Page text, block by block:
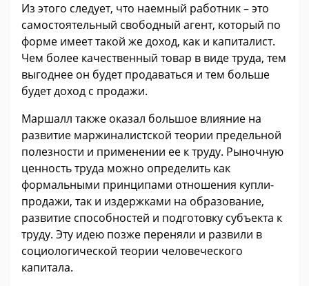
Из этого следует, что наемный работник – это
самостоятельный свободный агент, который по
форме имеет такой же доход, как и капиталист.
Чем более качественный товар в виде труда, тем
выгоднее он будет продаваться и тем больше
будет доход с продажи.
Маршалл также оказал большое влияние на
развитие маржиналистской теории предельной
полезности и применении ее к труду. Рыночную
ценность труда можно определить как
формальными принципами отношения купли-
продажи, так и издержками на образование,
развитие способностей и подготовку субъекта к
труду. Эту идею позже переняли и развили в
социологической теории человеческого
капитала.